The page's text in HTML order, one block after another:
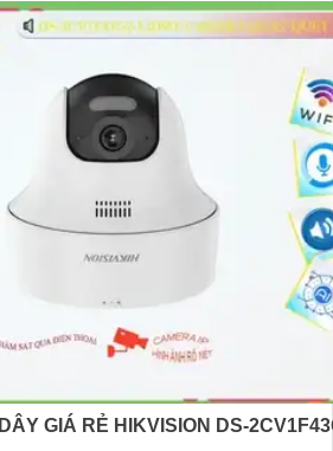
GIÁ RẺ HIKVISION DS-